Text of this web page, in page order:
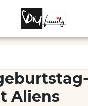
Aliens